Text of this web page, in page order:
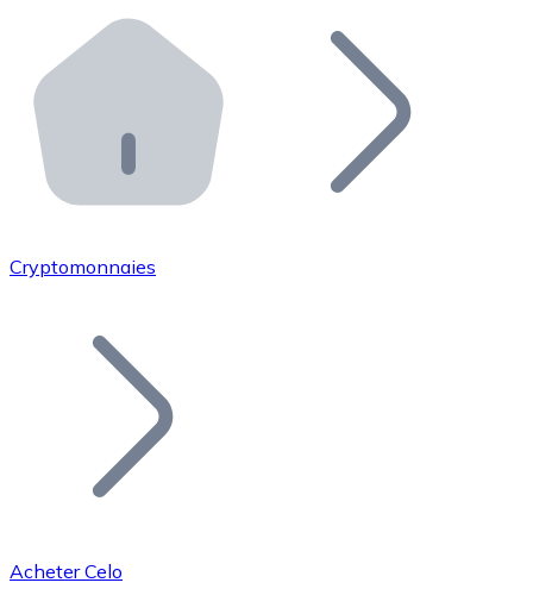
Distributeurs automatiques Bitnovo
Intégrez un ATM Bitnovo dans votre entreprise et
API Bitnovo
Intégrez notre API dans votre écosystème.
Rejoignez notre réseau de distributeurs et
Ajoutez le token de votre projet à notre service
Cryptomonnaies
Acheter Celo